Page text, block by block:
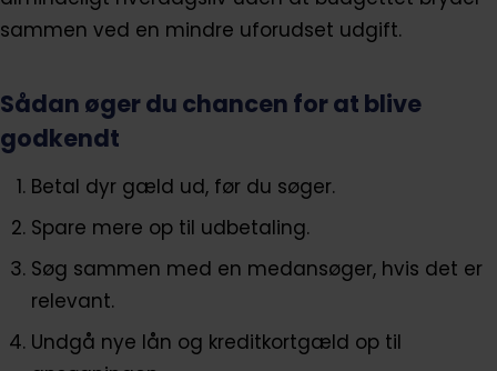
sammen ved en mindre uforudset udgift.
Sådan øger du chancen for at blive
godkendt
Betal dyr gæld ud, før du søger.
Spare mere op til udbetaling.
Søg sammen med en medansøger, hvis det er
relevant.
Undgå nye lån og kreditkortgæld op til